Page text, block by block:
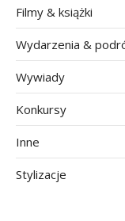
Filmy & książki
Wydarzenia &
Wywiady
Konkursy
Inne
Stylizacje